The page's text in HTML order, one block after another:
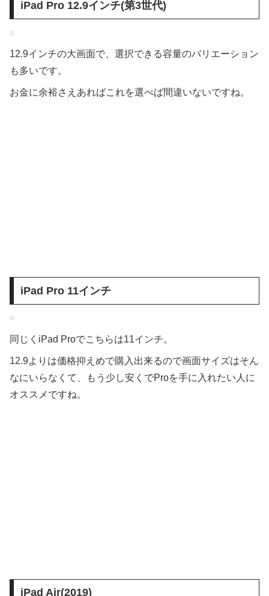
iPad Pro 12.9インチ(第3世代)
12.9インチの大画面で、選択できる容量のバリエーション
も多いです。
お金に余裕さえあればこれを選べば間違いないですね。
iPad Pro 11インチ
同じくiPad Proでこちらは11インチ。
12.9よりは価格抑えめで購入出来るので画面サイズはそん
なにいらなくて、もう少し安くでProを手に入れたい人に
オススメですね。
iPad Air(2019)